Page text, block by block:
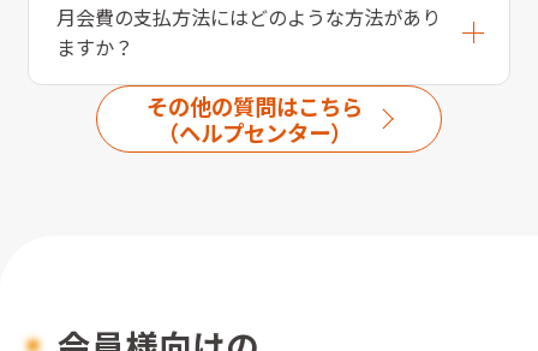
月会費の支払方法にはどのような方法があり
ますか？
その他の質問はこちら
（ヘルプセンター）